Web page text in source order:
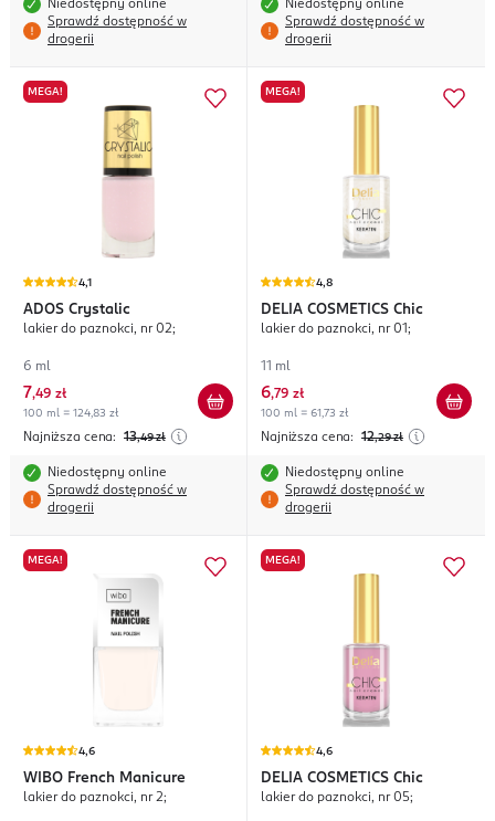
Niedostępny online
Sprawdź dostępność w
drogerii
Niedostępny online
Sprawdź dostępność w
drogerii
MEGA!
4,1
ADOS Crystalic
lakier do paznokci, nr 02;
6 ml
7,49 zł
100 ml = 124,83 zł
Najniższa cena: 13,49 zł
Niedostępny online
Sprawdź dostępność w
drogerii
MEGA!
4,8
DELIA COSMETICS Chic
lakier do paznokci, nr 01;
11 ml
6,79 zł
100 ml = 61,73 zł
Najniższa cena: 12,29 zł
Niedostępny online
Sprawdź dostępność w
drogerii
MEGA!
4,6
WIBO French Manicure
lakier do paznokci, nr 2;
MEGA!
4,6
DELIA COSMETICS Chic
lakier do paznokci, nr 05;